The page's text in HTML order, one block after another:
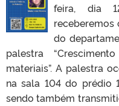
feira, dia
receberemos
do
palestra
materiais”. A palestra
na sala 104 do prédio
sendo também